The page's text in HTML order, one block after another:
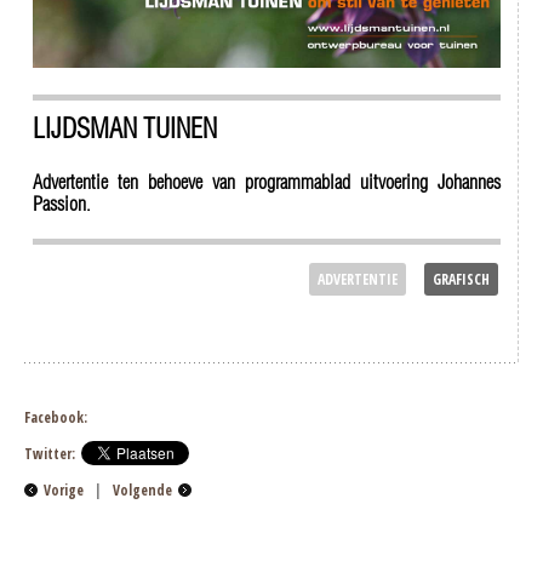
LIJDSMAN TUINEN
Advertentie ten behoeve van programmablad uitvoering Johannes
Passion.
ADVERTENTIE GRAFISCH
Facebook:
Twitter:
Vorige
| Volgende